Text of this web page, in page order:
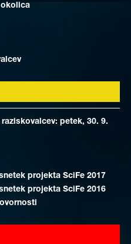
okolica
petek, 30. 9.
projekta SciFe 2017
projekta SciFe 2016